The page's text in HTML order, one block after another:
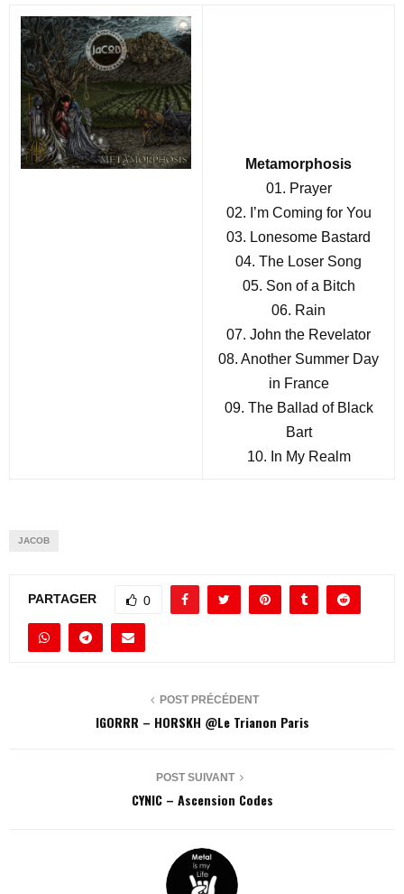
Metamorphosis
01. Prayer
02. I’m Coming for You
03. Lonesome Bastard
04. The Loser Song
05. Son of a Bitch
06. Rain
07. John the Revelator
08. Another Summer Day
in France
09. The Ballad of Black
Bart
10. In My Realm
JACOB
PARTAGER 0
POST PRÉCÉDENT
IGORRR – HORSKH @Le Trianon Paris
POST SUIVANT
CYNIC – Ascension Codes